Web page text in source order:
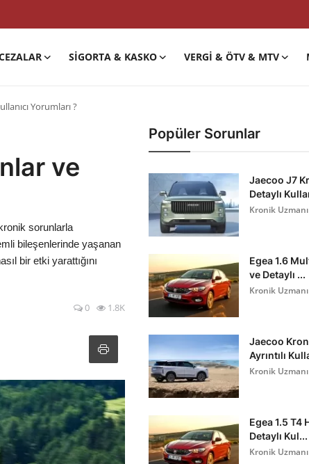
SIGORTA & KASKO VERGI & ÖTV & MTV
Yorumları ?
ve
sorunlarla
bileşenlerinde yaşanan
bir etki yarattığını
0 1.8K
Popüler Sorunlar
Jaecoo J7
Detaylı
Kronik Uzmanı
Egea 1.6
ve Detaylı ...
Kronik Uzmanı
Jaecoo
Ayrıntılı
Kronik Uzmanı
Egea 1.5 T4
Detaylı Kul...
Kronik Uzmanı